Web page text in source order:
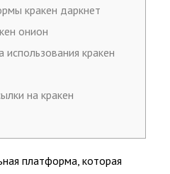
кракен даркнет
онион
кракен
на кракен
платформа, которая